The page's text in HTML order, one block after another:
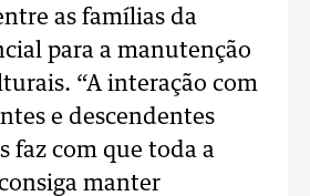
as famílias da
para a manutenção
“A interação com
e descendentes
faz com que toda a
manter